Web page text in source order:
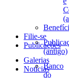
Filie-se
Publicações
(antigo)
Galerias
NotíciasBanco
do